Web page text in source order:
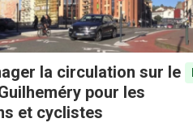
la circulation sur le
pour les
et cyclistes